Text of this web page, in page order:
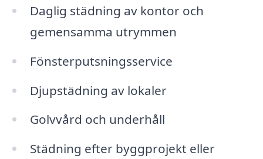
Daglig städning av kontor och
gemensamma utrymmen
Fönsterputsningsservice
Djupstädning av lokaler
Golvvård och underhåll
Städning efter byggprojekt eller